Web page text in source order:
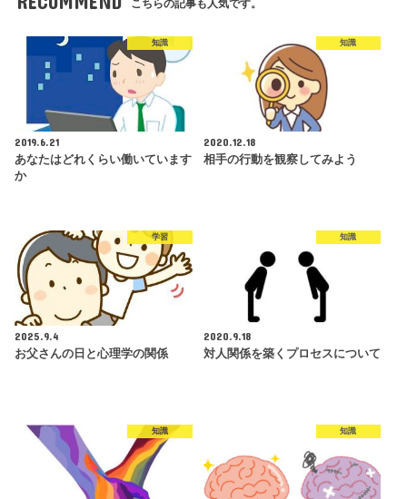
こちらの記事も人気です。
知識
2019.6.21
あなたはどれくらい働いています
か
知識
2020.12.18
相手の行動を観察してみよう
学習
2025.9.4
お父さんの日と心理学の関係
知識
2020.9.18
対人関係を築くプロセスについて
知識 知識